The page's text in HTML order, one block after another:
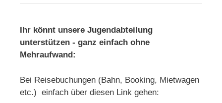
Ihr könnt unsere Jugendabteilung
unterstützen - ganz einfach ohne
Mehraufwand:
Bei Reisebuchungen (Bahn, Booking, Mietwagen
etc.) einfach über diesen Link gehen: